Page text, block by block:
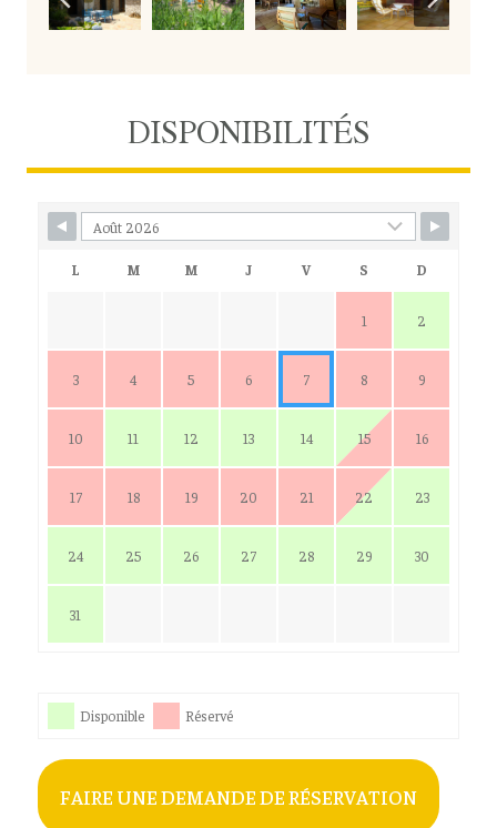
DISPONIBILITÉS
L M M J V S D
1 2
3 4 5 6 7 8 9
10 11 12 13 14 15 16
17 18 19 20 21 22 23
24 25 26 27 28 29 30
31
Disponible Réservé
FAIRE UNE DEMANDE DE RÉSERVATION